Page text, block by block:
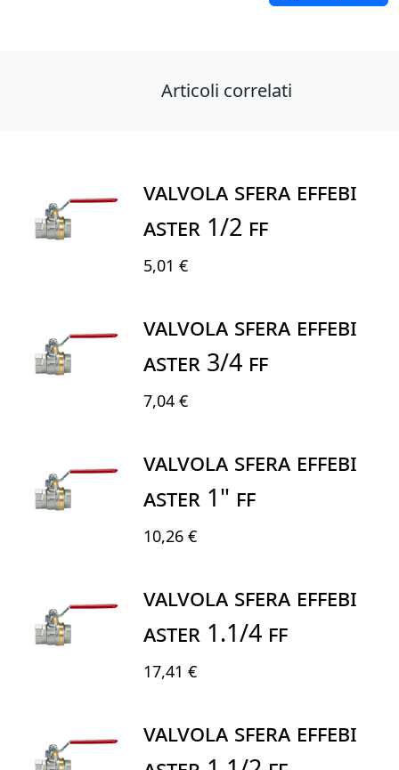
Articoli correlati
VALVOLA SFERA EFFEBI
ASTER 1/2 FF
5,01 €
VALVOLA SFERA EFFEBI
ASTER 3/4 FF
7,04 €
VALVOLA SFERA EFFEBI
ASTER 1" FF
10,26 €
VALVOLA SFERA EFFEBI
ASTER 1.1/4 FF
17,41 €
VALVOLA SFERA EFFEBI